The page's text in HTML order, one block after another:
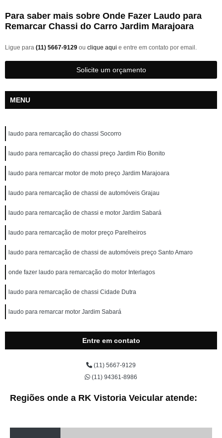
Para saber mais sobre Onde Fazer Laudo para
Remarcar Chassi do Carro Jardim Marajoara
Ligue para (11) 5667-9129 ou clique aqui e entre em contato por email.
Solicite um orçamento
MENU
laudo para remarcação do chassi Socorro
laudo para remarcação do chassi preço Jardim Rio Bonito
laudo para remarcar motor de moto preço Jardim Marajoara
laudo para remarcação de chassi de automóveis Grajau
laudo para remarcação de chassi e motor Jardim Sabará
laudo para remarcação de motor preço Parelheiros
laudo para remarcação de chassi de automóveis preço Santo Amaro
onde fazer laudo para remarcação do motor Interlagos
laudo para remarcação de chassi Cidade Dutra
laudo para remarcar motor Jardim Sabará
Entre em contato
(11) 5667-9129
(11) 94361-8986
Regiões onde a RK Vistoria Veicular atende: